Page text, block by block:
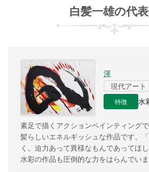
白髪一雄の代
渾
現代アート
特徴 水
素足で描くアクションペインティング
髪らしいエネルギッシュな作品です。
く。迫力あって異様なもんであってほ
水彩の作品も圧倒的な力をはらんでいま